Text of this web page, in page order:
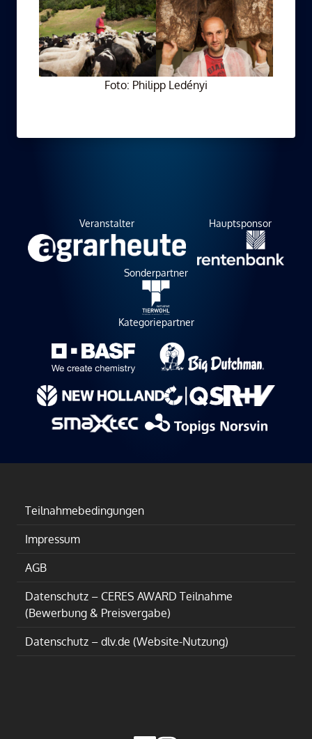
Foto: Philipp Ledényi
Veranstalter Hauptsponsor
Sonderpartner
Kategoriepartner
Teilnahmebedingungen
Impressum
AGB
Datenschutz – CERES AWARD Teilnahme
(Bewerbung & Preisvergabe)
Datenschutz – dlv.de (Website-Nutzung)